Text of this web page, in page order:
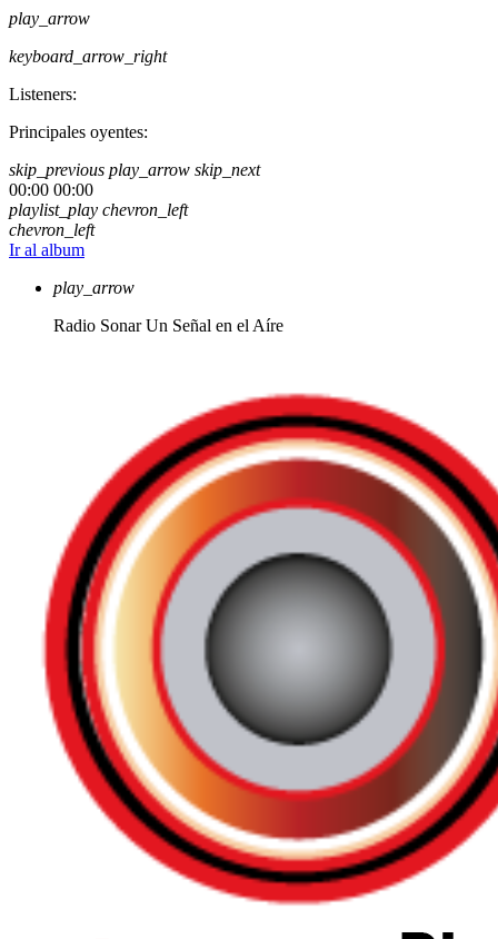
play_arrow
keyboard_arrow_right
Listeners:
Principales oyentes:
skip_previous play_arrow skip_next
00:00 00:00
playlist_play chevron_left
chevron_left
Ir al album
play_arrow
Radio Sonar Un Señal en el Aíre